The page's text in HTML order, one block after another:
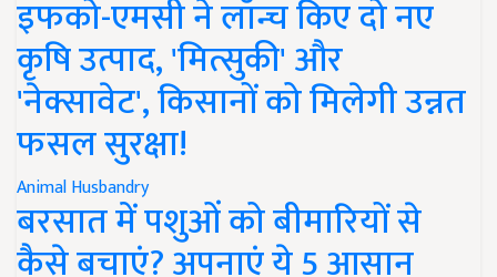
इफको-एमसी ने लॉन्च किए दो नए
कृषि उत्पाद, 'मित्सुकी' और
'नेक्सावेट', किसानों को मिलेगी उन्नत
फसल सुरक्षा!
Animal Husbandry
बरसात में पशुओं को बीमारियों से
कैसे बचाएं? अपनाएं ये 5 आसान